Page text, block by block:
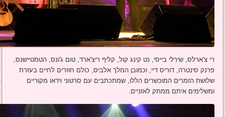
רי צ'ארלס, שירלי בייסי, נט קינג קול, קליף ריצ'ארד, טום ג'ונס, הטמטיישנס,
פרנק סינטרה, דוריס דיי, וכמובן המלך אלביס, כולם חוזרים לחיים בעזרת
שלושת הזמרים המוכשרים הללו, שמתכתבים עם סרטוני וידאו מקוריים
ומשלימים איתם ממתק לאזניים.